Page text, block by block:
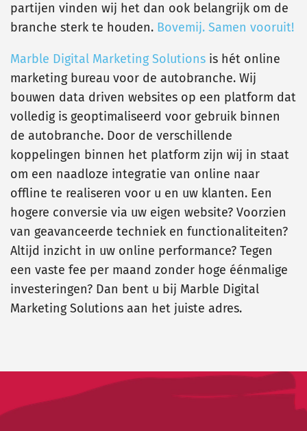
partijen vinden wij het dan ook belangrijk om de
branche sterk te houden. Bovemij. Samen vooruit!
Marble Digital Marketing Solutions is hét online
marketing bureau voor de autobranche. Wij
bouwen data driven websites op een platform dat
volledig is geoptimaliseerd voor gebruik binnen
de autobranche. Door de verschillende
koppelingen binnen het platform zijn wij in staat
om een naadloze integratie van online naar
offline te realiseren voor u en uw klanten. Een
hogere conversie via uw eigen website? Voorzien
van geavanceerde techniek en functionaliteiten?
Altijd inzicht in uw online performance? Tegen
een vaste fee per maand zonder hoge éénmalige
investeringen? Dan bent u bij Marble Digital
Marketing Solutions aan het juiste adres.